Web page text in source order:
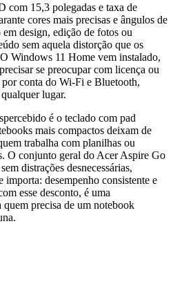
com 15,3 polegadas e taxa de
cores mais precisas e ângulos de
design, edição de fotos ou
sem aquela distorção que os
Windows 11 Home vem instalado,
se preocupar com licença ou
conta do Wi-Fi e Bluetooth,
lugar.
é o teclado com pad
mais compactos deixam de
trabalha com planilhas ou
O conjunto geral do Acer Aspire Go
distrações desnecessárias,
desempenho consistente e
esse desconto, é uma
quem precisa de um notebook